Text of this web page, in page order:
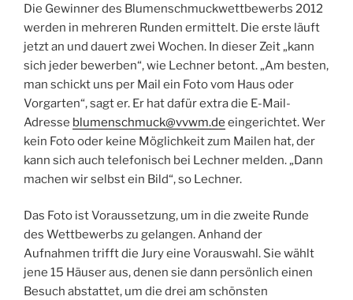
Die Gewinner des Blumenschmuckwettbewerbs 2012
werden in mehreren Runden ermittelt. Die erste läuft
jetzt an und dauert zwei Wochen. In dieser Zeit „kann
sich jeder bewerben“, wie Lechner betont. „Am besten,
man schickt uns per Mail ein Foto vom Haus oder
Vorgarten“, sagt er. Er hat dafür extra die E-Mail-
Adresse blumenschmuck@vvwm.de eingerichtet. Wer
kein Foto oder keine Möglichkeit zum Mailen hat, der
kann sich auch telefonisch bei Lechner melden. „Dann
machen wir selbst ein Bild“, so Lechner.
Das Foto ist Voraussetzung, um in die zweite Runde
des Wettbewerbs zu gelangen. Anhand der
Aufnahmen trifft die Jury eine Vorauswahl. Sie wählt
jene 15 Häuser aus, denen sie dann persönlich einen
Besuch abstattet, um die drei am schönsten